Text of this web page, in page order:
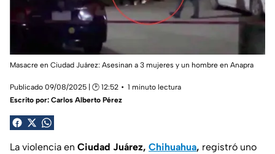
Masacre en Ciudad Juárez: Asesinan a 3 mujeres y un hombre en Anapra
Publicado 09/08/2025 | 🕑 12:52
1 minuto lectura
Escrito por: Carlos Alberto Pérez
La violencia en Ciudad Juárez, Chihuahua, registró uno